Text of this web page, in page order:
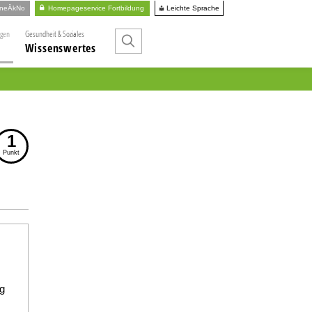
Homepageservice Fortbildung Leichte Sprache
Gesundheit & Soziales
Wissenswertes
1
Punkt